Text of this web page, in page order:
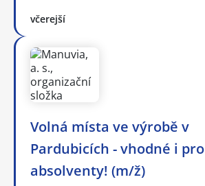
včerejší
Volná místa ve výrobě v
Pardubicích - vhodné i pro
absolventy! (m/ž)